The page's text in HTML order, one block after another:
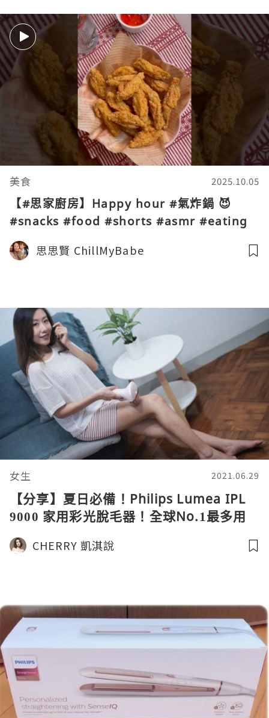
美食 2025.10.05
【#思家廚房】Happy hour #氣炸鍋 😈
#snacks #food #shorts #asmr #eating
#cooking #tiktok #airfryer #foodshorts
思思賢 ChillMyBabe
女生 2021.06.29
【分享】夏日必備！Philips Lumea IPL
9000 家用彩光脫毛器！全球No.1最多用
家首選推介！
CHERRY 凱淇說